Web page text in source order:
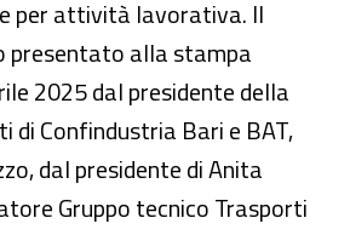
per attività lavorativa. Il
alla stampa
2025 dal presidente della
di Confindustria Bari e BAT,
dal presidente di Anita
Gruppo tecnico Trasporti